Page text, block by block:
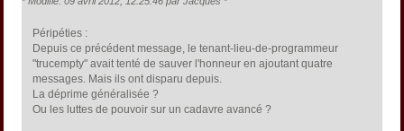
Péripéties :
Depuis ce précédent message, le tenant-lieu-de-programmeur
"trucempty" avait tenté de sauver l'honneur en ajoutant quatre
messages. Mais ils ont disparu depuis.
La déprime généralisée ?
Ou les luttes de pouvoir sur un cadavre avancé ?